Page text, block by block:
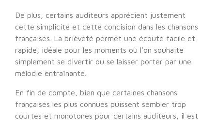
De plus, certains auditeurs apprécient justement
cette simplicité et cette concision dans les chansons
françaises. La brièveté permet une écoute facile et
rapide, idéale pour les moments où l’on souhaite
simplement se divertir ou se laisser porter par une
mélodie entraînante.
En fin de compte, bien que certaines chansons
françaises les plus connues puissent sembler trop
courtes et monotones pour certains auditeurs, il est